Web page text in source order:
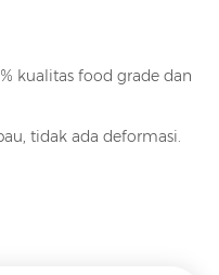
kualitas food grade dan
tidak ada deformasi.